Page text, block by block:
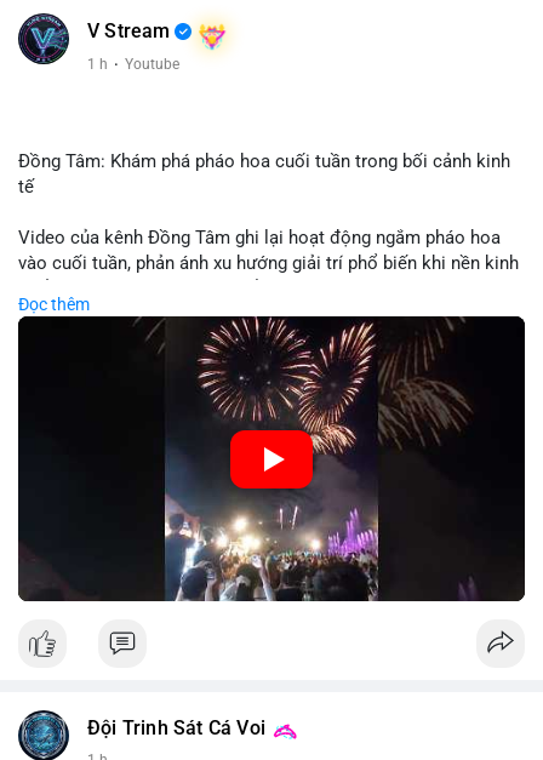
V Stream
1 h · Youtube
Đồng Tâm: Khám phá pháo hoa cuối tuần trong bối cảnh kinh
tế
Video của kênh Đồng Tâm ghi lại hoạt động ngắm pháo hoa
vào cuối tuần, phản ánh xu hướng giải trí phổ biến khi nền kinh
trải nghiệm hơn là đầu tư vào tài sản vật chất. Trong bối cảnh
lãi suất ổn định và thị trường crypto ổn định, hoạt động giải trí
như vậy thường tăng trưởng khi người dân có khả năng chi
tiêu. Tuy nhiên, sự ưu tiên giải trí có thể ảnh hưởng đến tỷ lệ
tiết kiệm hoặc đầu tư vào crypto nếu người tiêu dùng chuyển
🎥 Xem video trực tiếp tại:
Nguồn: Đồng Tâm
Đọc thêm
Đội Trinh Sát Cá Voi